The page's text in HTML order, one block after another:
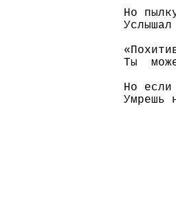
Но
Ты
Но